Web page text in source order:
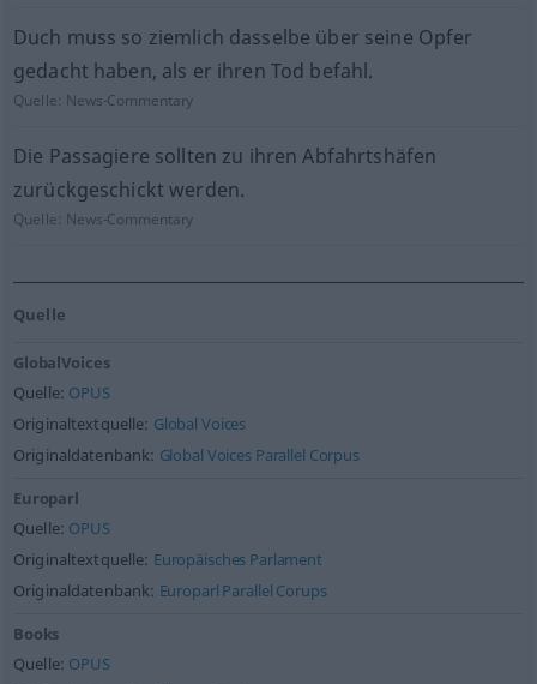
Duch muss so ziemlich dasselbe über seine Opfer
gedacht haben, als er ihren Tod befahl.
Quelle: News-Commentary
Die Passagiere sollten zu ihren Abfahrtshäfen
zurückgeschickt werden.
Quelle: News-Commentary
Quelle
GlobalVoices
Quelle: OPUS
Originaltextquelle: Global Voices
Originaldatenbank: Global Voices Parallel Corpus
Europarl
Quelle: OPUS
Originaltextquelle: Europäisches Parlament
Originaldatenbank: Europarl Parallel Corups
Books
Quelle: OPUS